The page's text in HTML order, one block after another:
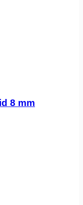
8 mm